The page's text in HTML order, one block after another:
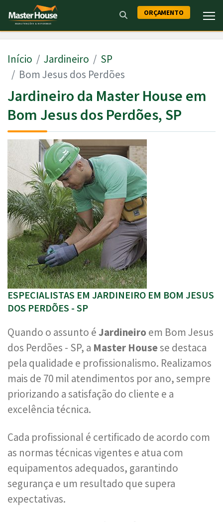
ORÇAMENTO
Início Jardineiro
SP
Bom Jesus dos Perdões
Jardineiro da Master House em
Bom Jesus dos Perdões, SP
ESPECIALISTAS EM JARDINEIRO EM BOM JESUS
DOS PERDÕES - SP
Quando o assunto éJardineiro em Bom Jesus
dos Perdões - SP, a Master Housese destaca
pela qualidade e profissionalismo. Realizamos
mais de 70 mil atendimentos por ano, sempre
priorizando a satisfação do cliente e a
excelência técnica.
Cada profissional é certificado de acordo com
as normas técnicas vigentes e atua com
equipamentos adequados, garantindo
segurança e um resultado que supera
expectativas.